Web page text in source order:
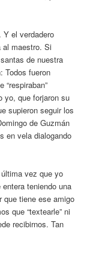
el verdadero
al maestro. Si
de nuestra
Todos fueron
“respiraban”
yo, que forjaron su
supieron seguir los
de Guzmán
en vela dialogando
vez que yo
teniendo una
que tiene ese amigo
que “textearle” ni
recibirnos. Tan